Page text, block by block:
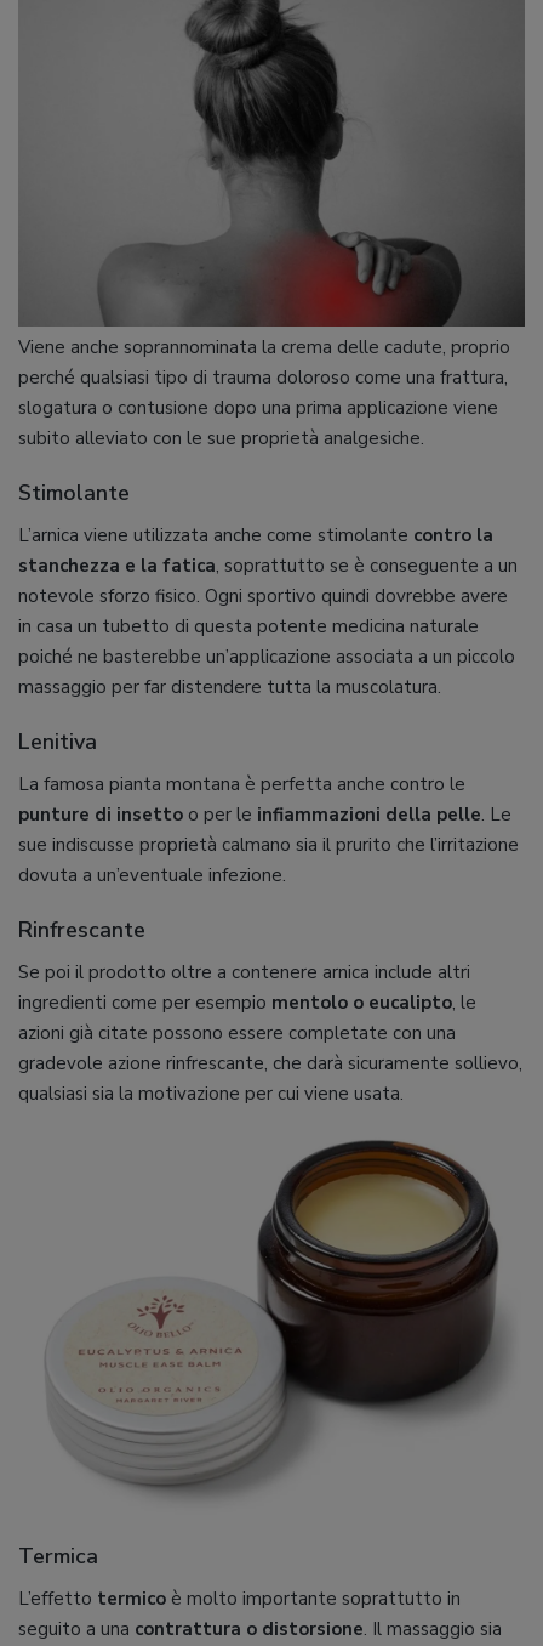
Viene anche soprannominata la crema delle cadute, proprio
perché qualsiasi tipo di trauma doloroso come una frattura,
slogatura o contusione dopo una prima applicazione viene
subito alleviato con le sue proprietà analgesiche.
Stimolante
L’arnica viene utilizzata anche come stimolante contro la
stanchezza e la fatica, soprattutto se è conseguente a un
notevole sforzo fisico. Ogni sportivo quindi dovrebbe avere
in casa un tubetto di questa potente medicina naturale
poiché ne basterebbe un’applicazione associata a un piccolo
massaggio per far distendere tutta la muscolatura.
Lenitiva
La famosa pianta montana è perfetta anche contro le
punture di insetto o per le infiammazioni della pelle. Le
sue indiscusse proprietà calmano sia il prurito che l’irritazione
dovuta a un’eventuale infezione.
Rinfrescante
Se poi il prodotto oltre a contenere arnica include altri
ingredienti come per esempio mentolo o eucalipto, le
azioni già citate possono essere completate con una
gradevole azione rinfrescante, che darà sicuramente sollievo,
qualsiasi sia la motivazione per cui viene usata.
Termica
L’effetto termico è molto importante soprattutto in
seguito a una contrattura o distorsione. Il massaggio sia